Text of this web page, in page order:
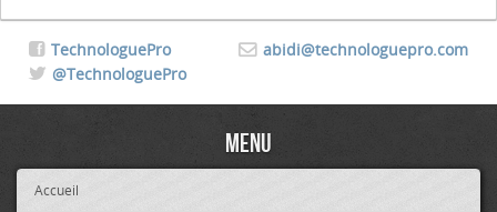
abidi@technologuepro.com
TechnologuePro
@TechnologuePro
Menu
Accueil